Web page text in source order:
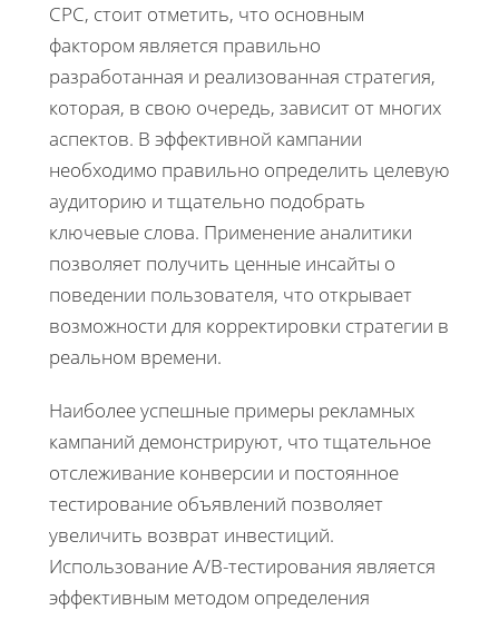
CPC, стоит отметить, что основным
фактором является правильно
разработанная и реализованная стратегия,
которая, в свою очередь, зависит от многих
аспектов. В эффективной кампании
необходимо правильно определить целевую
аудиторию и тщательно подобрать
ключевые слова. Применение аналитики
позволяет получить ценные инсайты о
поведении пользователя, что открывает
возможности для корректировки стратегии в
реальном времени.
Наиболее успешные примеры рекламных
кампаний демонстрируют, что тщательное
отслеживание конверсии и постоянное
тестирование объявлений позволяет
увеличить возврат инвестиций.
Использование A/B-тестирования является
эффективным методом определения